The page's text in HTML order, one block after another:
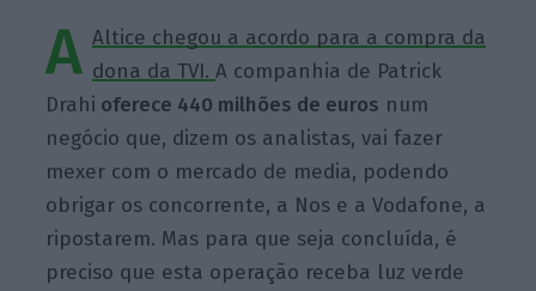
A Altice chegou a acordo para a compra da
dona da TVI.A companhia de Patrick
Drahi oferece 440 milhões de euros num
negócio que, dizem os analistas, vai fazer
mexer com o mercado de media, podendo
obrigar os concorrente, a Nos e a Vodafone, a
ripostarem. Mas para que seja concluída, é
preciso que esta operação receba luz verde